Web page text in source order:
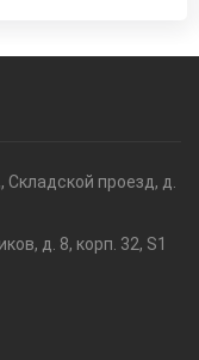
Складской проезд, д.
д. 8, корп. 32, S1